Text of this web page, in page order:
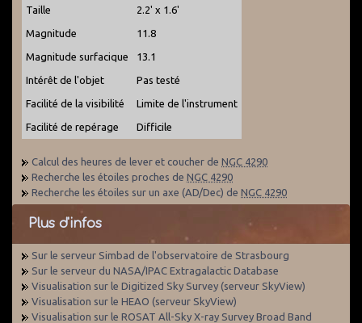
Taille 2.2' x 1.6'
Magnitude 11.8
Magnitude surfacique 13.1
Intérêt de l'objet Pas testé
Facilité de la visibilité Limite de l'instrument
Facilité de repérage Difficile
Calcul des heures de lever et coucher de NGC 4290
Recherche les étoiles proches de NGC 4290
Recherche les étoiles sur un axe (AD/Dec) de NGC 4290
Plus d'infos
Sur le serveur Simbad de l'observatoire de Strasbourg
Sur le serveur du NASA/IPAC Extragalactic Database
Visualisation sur le Digitized Sky Survey (serveur SkyView)
Visualisation sur le HEAO (serveur SkyView)
Visualisation sur le ROSAT All-Sky X-ray Survey Broad Band